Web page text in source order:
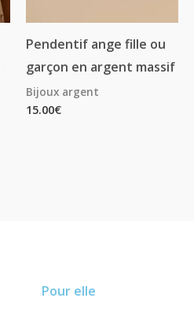
Pendentif ange fille ou
garçon en argent massif
Bijoux argent
15.00€
Pour elle